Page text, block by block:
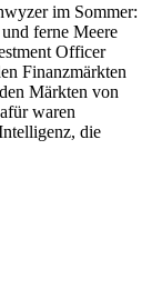
im Sommer:
ferne Meere
Officer
Finanzmärkten
Märkten von
waren
die